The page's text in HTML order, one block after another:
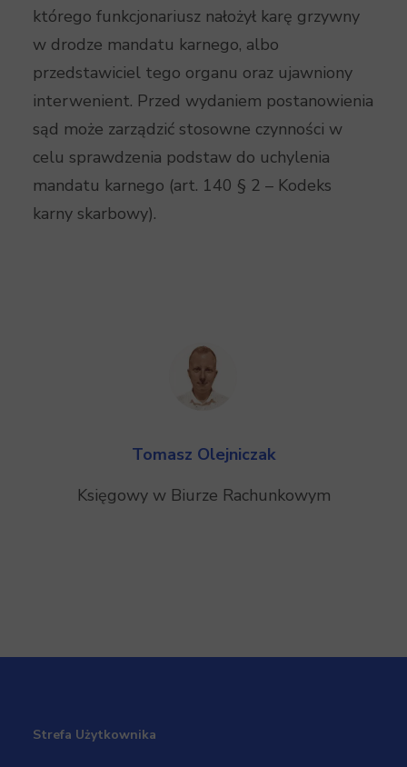
którego funkcjonariusz nałożył karę grzywny
w drodze mandatu karnego, albo
przedstawiciel tego organu oraz ujawniony
interwenient. Przed wydaniem postanowienia
sąd może zarządzić stosowne czynności w
celu sprawdzenia podstaw do uchylenia
mandatu karnego (art. 140 § 2 – Kodeks
karny skarbowy).
Tomasz Olejniczak
Księgowy w Biurze Rachunkowym
Strefa Użytkownika